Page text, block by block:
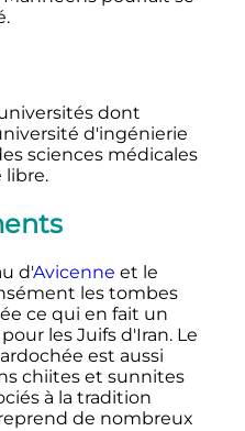
dont
d'ingénierie
sciences médicales
libre.
d'Avicenne et le
les tombes
ce qui en fait un
les Juifs d'Iran. Le
est aussi
chiites et sunnites
à la tradition
de nombreux